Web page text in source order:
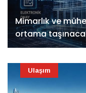
Mimarlık ve
ortama
Ulaşım